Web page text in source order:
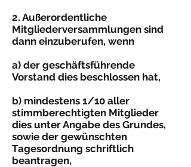
2. Außerordentliche
Mitgliederversammlungen sind
dann einzu­berufen, wenn
a) der geschäftsführende
Vorstand dies beschlossen hat,
b) mindestens 1/10 aller
stimmberechtigten Mitglieder
dies unter Angabe des Grundes,
sowie der gewünschten
Tagesordnung schriftlich
beantragen,